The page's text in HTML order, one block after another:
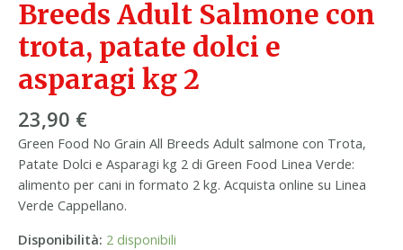
Breeds Adult Salmone con
trota, patate dolci e
asparagi kg 2
23,90 €
Green Food No Grain All Breeds Adult salmone con Trota,
Patate Dolci e Asparagi kg 2 di Green Food Linea Verde:
alimento per cani in formato 2 kg. Acquista online su Linea
Verde Cappellano.
Disponibilità: 2 disponibili
asparagi
kg
2
quantità